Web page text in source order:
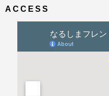
ACCESS